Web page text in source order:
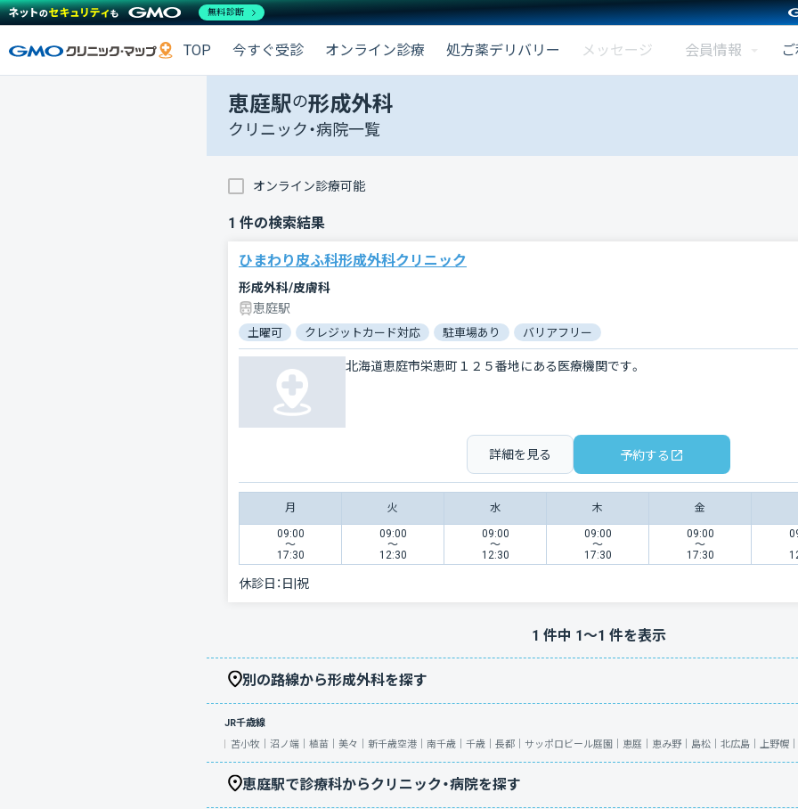
TOP 今すぐ受診 オンライン診療 処方薬デリバリー メッセージ 会員情報
恵庭駅の形成外科
クリニック・病院一覧
オンライン診療可能
1 件の検索結果
ひまわり皮ふ科形成外科クリニック
形成外科/皮膚科
恵庭駅
土曜可 クレジットカード対応 駐車場あり バリアフリー
北海道恵庭市栄恵町１２５番地にある医療機関です。
詳細を見る 予約する
月 火 水 木 金
09:00
〜
17:30
09:00
〜
12:30
09:00
〜
12:30
09:00
〜
17:30
09:00
〜
17:30
休診日： 日|祝
1 件中 1〜1 件を表示
別の路線から形成外科を探す
JR千歳線
苫小牧｜ 沼ノ端｜ 植苗｜ 美々｜ 新千歳空港｜ 南千歳｜ 千歳｜ 長都｜ サッポロビール庭園｜ 恵庭｜ 恵み野｜ 島松｜ 北広島｜ 上野幌｜
恵庭駅で診療科からクリニック・病院を探す
無料診断